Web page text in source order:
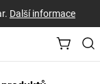
Další informace